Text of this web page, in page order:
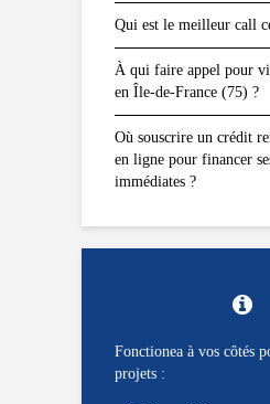
Qui est le meilleur call
À qui faire appel pour
en Île-de-France (75) ?
Où souscrire un crédit
en ligne pour financer
immédiates ?
Fonctionea à vos côtés
projets :